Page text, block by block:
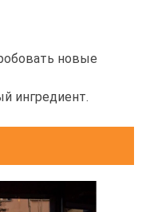
новые
ингредиент.